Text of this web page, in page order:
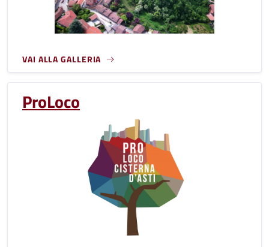
VAI ALLA GALLERIA
ProLoco